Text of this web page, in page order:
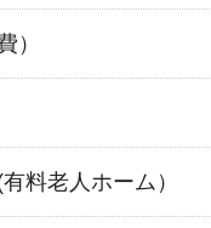
）
料老人ホーム）